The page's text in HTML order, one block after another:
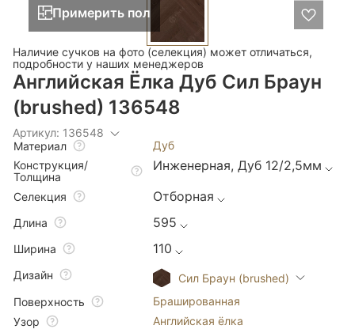
Примерить пол
Наличие сучков на фото (селекция) может отличаться,
подробности у наших менеджеров
Английская Ёлка Дуб Сил Браун
(brushed) 136548
Артикул: 136548
Материал
Дуб
Конструкция/
Толщина
Инженерная, Дуб 12/2,5мм
Селекция Отборная
Длина 595
Ширина 110
Дизайн
Сил Браун (brushed)
Поверхность
Брашированная
Узор
Английская ёлка